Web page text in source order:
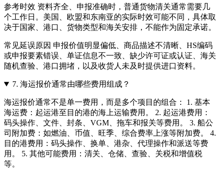
参考时效 资料齐全、申报准确时，普通货物清关通常需要几
个工作日。美国、欧盟和东南亚的实际时效可能不同，具体取
决于国家、港口、货物类型和海关安排，不能作为固定承诺。
常见延误原因 申报价值明显偏低、商品描述不清晰、HS编码
或申报要素错误、单证信息不一致、缺少许可证或认证、海关
随机查验、港口拥堵，以及收货人未及时提供进口资料。
7. 海运报价通常由哪些费用组成？
海运报价通常不是单一费用，而是多个项目的组合： 1. 基本
海运费：起运港至目的港的海上运输费用。 2. 起运港费用：
码头操作、文件、封条、VGM、拖车和报关等费用。 3. 船公
司附加费：如燃油、币值、旺季、综合费率上涨等附加费。 4.
目的港费用：码头操作、换单、港杂、代理操作和派送等费
用。 5. 其他可能费用：清关、仓储、查验、关税和增值税
等。